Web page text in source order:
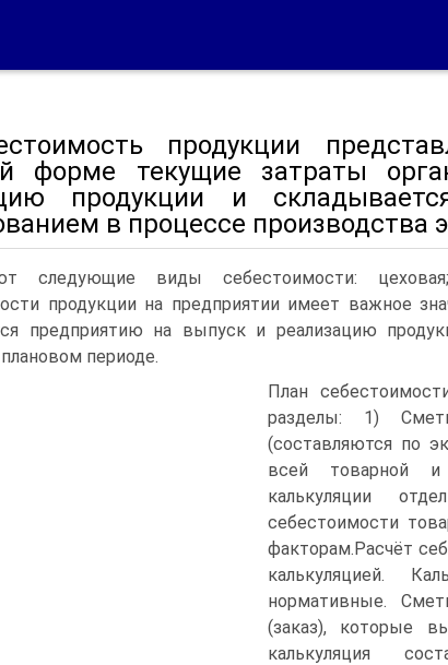
продукции
форме текущие затраты
продукции и
в процессе производства
следующие виды себестоимости: цеховая;
продукции на предприятии имеет важное
предприятию на выпуск и реализацию
периоде.
План
разделы: 1)
(составляются по
всей товарной и
калькуляции
себестоимости
факторам.Расчёт
калькуляцией.
нормативные.
(заказ), которые
калькуляция